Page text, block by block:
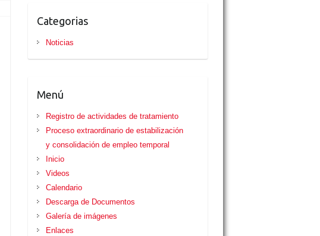
Categorias
Noticias
Menú
Registro de actividades de tratamiento
Proceso extraordinario de estabilización
y consolidación de empleo temporal
Inicio
Videos
Calendario
Descarga de Documentos
Galería de imágenes
Enlaces